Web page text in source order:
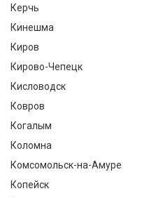
Керчь
Кинешма
Киров
Кирово-Чепецк
Кисловодск
Ковров
Когалым
Коломна
Комсомольск-на-Амуре
Копейск